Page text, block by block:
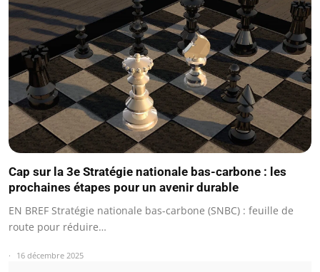
Cap sur la 3e Stratégie nationale bas-carbone : les
prochaines étapes pour un avenir durable
EN BREF Stratégie nationale bas-carbone (SNBC) : feuille de
route pour réduire…
16 décembre 2025